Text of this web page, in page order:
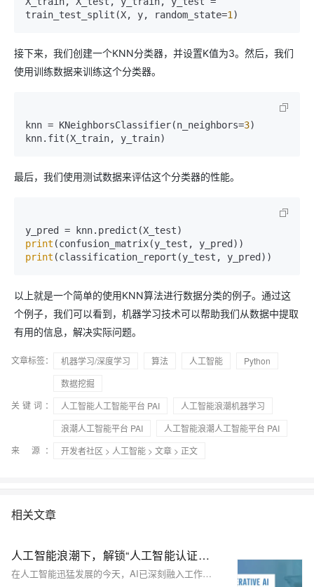
train_test_split(X, y, random_state=1
接下来，我们创建一个KNN分类器，并设置K值为3。然后，我们
使用训练数据来训练这个分类器。
knn = KNeighborsClassifier(n_neighbors=3)
最后，我们使用测试数据来评估这个分类器的性能。
print
print
以上就是一个简单的使用KNN算法进行数据分类的例子。通过这
个例子，我们可以看到，机器学习技术可以帮助我们从数据中提取
有用的信息，解决实际问题。
文章标签： 机器学习/深度学习 算法 人工智能
Python
数据挖掘
关键词：
人工智能人工智能平台 PAI
人工智能浪潮机器学习
浪潮人工智能平台 PAI
人工智能浪潮人工智能平台 PAI
来 源：
开发者社区 > 人工智能 > 文章 > 正文
相关文章
人工智能浪潮下，解锁“人工智能认证技能”的新路径
在人工智能迅猛发展的今天，AI已深刻融入工作与生活，重塑社会运行规则。从智能助手到自动驾驶，AI技术广泛应用，催生了对专业人才的庞大需求。然而，面对复杂的信息，如何系统学习并脱颖而出成为关键。“人工智能认证技能”提供了解决方案，帮助个人构建完整知识体系、提升实践能力，并拓展职业发展空间。其中，生成式AI（GAI）认证尤为突出，涵盖核心技能与行业应用，助力职场人士掌握前沿技术，规避风险，实现升职加薪目标。拥抱AI时代，通过权威认证开启职业新篇章，共创科技未来！